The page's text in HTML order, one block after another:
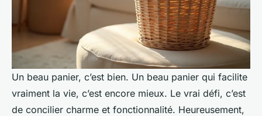
Un beau panier, c’est bien. Un beau panier qui facilite
vraiment la vie, c’est encore mieux. Le vrai défi, c’est
de concilier charme et fonctionnalité. Heureusement,